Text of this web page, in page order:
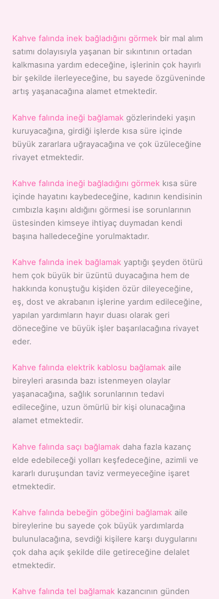
Kahve falında inek bağladığını görmek bir mal alım
satımı dolayısıyla yaşanan bir sıkıntının ortadan
kalkmasına yardım edeceğine, işlerinin çok hayırlı
bir şekilde ilerleyeceğine, bu sayede özgüveninde
artış yaşanacağına alamet etmektedir.
Kahve falında ineği bağlamak gözlerindeki yaşın
kuruyacağına, girdiği işlerde kısa süre içinde
büyük zararlara uğrayacağına ve çok üzüleceğine
rivayet etmektedir.
Kahve falında ineği bağladığını görmek kısa süre
içinde hayatını kaybedeceğine, kadının kendisinin
cımbızla kaşını aldığını görmesi ise sorunlarının
üstesinden kimseye ihtiyaç duymadan kendi
başına halledeceğine yorulmaktadır.
Kahve falında inek bağlamak yaptığı şeyden ötürü
hem çok büyük bir üzüntü duyacağına hem de
hakkında konuştuğu kişiden özür dileyeceğine,
eş, dost ve akrabanın işlerine yardım edileceğine,
yapılan yardımların hayır duası olarak geri
döneceğine ve büyük işler başarılacağına rivayet
eder.
Kahve falında elektrik kablosu bağlamak aile
bireyleri arasında bazı istenmeyen olaylar
yaşanacağına, sağlık sorunlarının tedavi
edileceğine, uzun ömürlü bir kişi olunacağına
alamet etmektedir.
Kahve falında saçı bağlamak daha fazla kazanç
elde edebileceği yolları keşfedeceğine, azimli ve
kararlı duruşundan taviz vermeyeceğine işaret
etmektedir.
Kahve falında bebeğin göbeğini bağlamak aile
bireylerine bu sayede çok büyük yardımlarda
bulunulacağına, sevdiği kişilere karşı duygularını
çok daha açık şekilde dile getireceğine delalet
etmektedir.
Kahve falında tel bağlamak kazancının günden